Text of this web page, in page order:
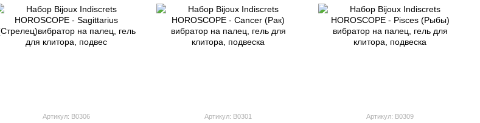
Артикул: B0306 Артикул: B0301 Артикул: B0309